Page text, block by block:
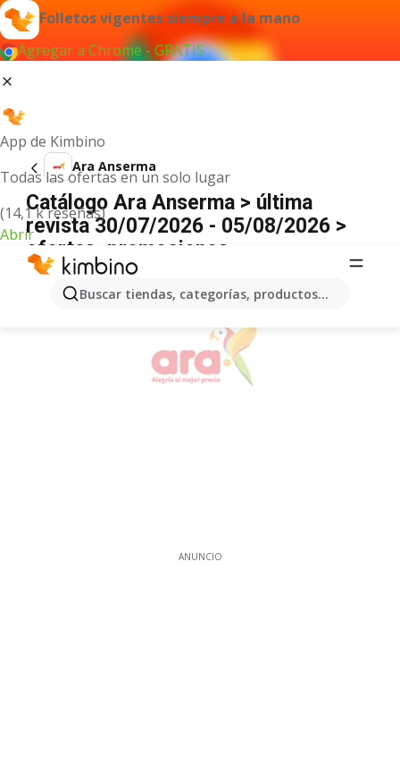
Folletos vigentes siempre a la mano
Agregar a Chrome - GRATIS
App de Kimbino
Todas las ofertas en un solo lugar
(14,1 k reseñas)
Abrir
Buscar tiendas, categorías, productos...
Ara Anserma
Catálogo Ara Anserma > última
revista 30/07/2026 - 05/08/2026 >
ofertas, promociones
ANUNCIO